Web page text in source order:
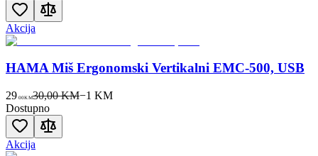
Akcija
HAMA Miš Ergonomski Vertikalni EMC-500, USB
29 00KM30,00 KM−1 KM
Dostupno
Akcija